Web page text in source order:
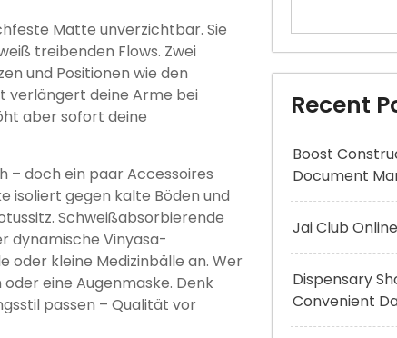
Matte unverzichtbar. Sie
treibenden Flows. Zwei
und Positionen wie den
verlängert deine Arme bei
aber sofort deine
– doch ein paar Accessoires
isoliert gegen kalte Böden und
Schweißabsorbierende
dynamische Vinyasa-
oder kleine Medizinbälle an. Wer
eine Augenmaske. Denk
passen – Qualität vor
Recent
Boost
Document
Jai Club
Dispensary
Convenient